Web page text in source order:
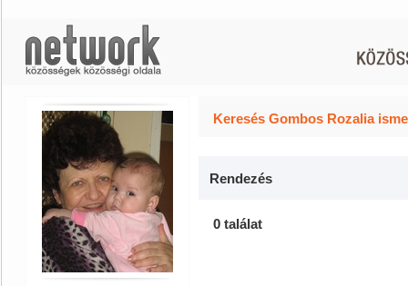
Keresés Gombos Rozalia
Rendezés
0 találat